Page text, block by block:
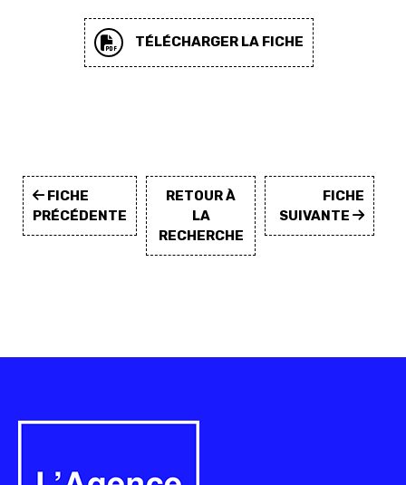
TÉLÉCHARGER LA FICHE
FICHE
PRÉCÉDENTE
RETOUR À
LA
RECHERCHE
FICHE
SUIVANTE